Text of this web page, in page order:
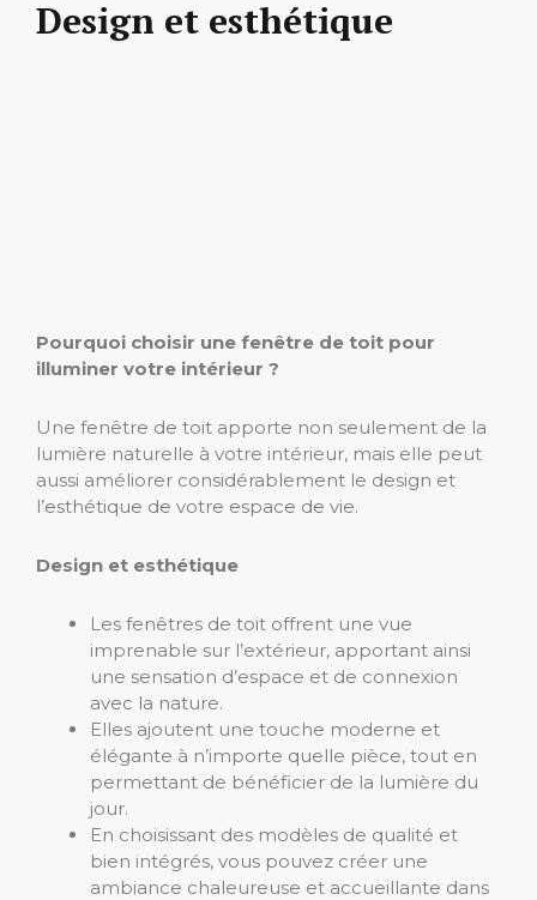
Design et esthétique
Pourquoi choisir une fenêtre de toit pour
illuminer votre intérieur ?
Une fenêtre de toit apporte non seulement de la
lumière naturelle à votre intérieur, mais elle peut
aussi améliorer considérablement le design et
l’esthétique de votre espace de vie.
Design et esthétique
Les fenêtres de toit offrent une vue
imprenable sur l’extérieur, apportant ainsi
une sensation d’espace et de connexion
avec la nature.
Elles ajoutent une touche moderne et
élégante à n’importe quelle pièce, tout en
permettant de bénéficier de la lumière du
jour.
En choisissant des modèles de qualité et
bien intégrés, vous pouvez créer une
ambiance chaleureuse et accueillante dans